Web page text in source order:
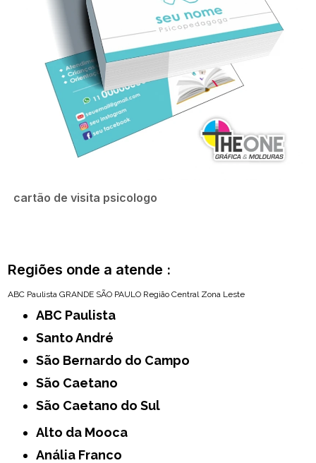
cartão de visita psicologo
Regiões onde a atende :
ABC Paulista GRANDE SÃO PAULO Região Central Zona Leste
ABC Paulista
Santo André
São Bernardo do Campo
São Caetano
São Caetano do Sul
Alto da Mooca
Anália Franco